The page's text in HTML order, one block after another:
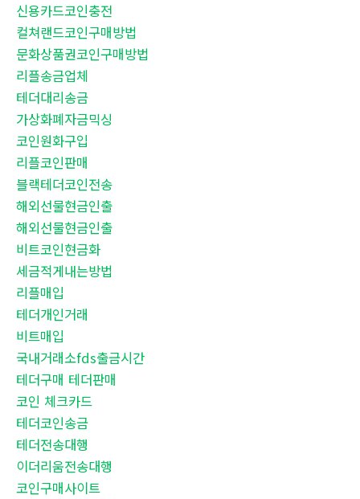
신용카드코인충전
컬쳐랜드코인구매방법
문화상품권코인구매방법
리플송금업체
테더대리송금
가상화폐자금믹싱
코인원화구입
리플코인판매
블랙테더코인전송
해외선물현금인출
해외선물현금인출
비트코인현금화
세금적게내는방법
리플매입
테더개인거래
비트매입
국내거래소fds출금시간
테더구매 테더판매
코인 체크카드
테더코인송금
테더전송대행
이더리움전송대행
코인구매사이트